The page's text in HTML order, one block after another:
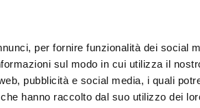
per fornire funzionalità dei social
sul modo in cui utilizza il
pubblicità e social media, i quali
hanno raccolto dal suo utilizzo dei